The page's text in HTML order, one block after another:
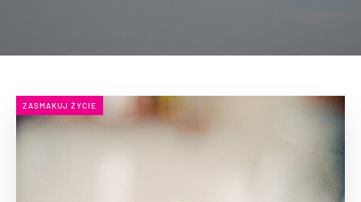
ZASMAKUJ ŻYCIE